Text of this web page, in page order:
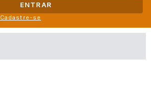
ENTRAR
Cadastre-se